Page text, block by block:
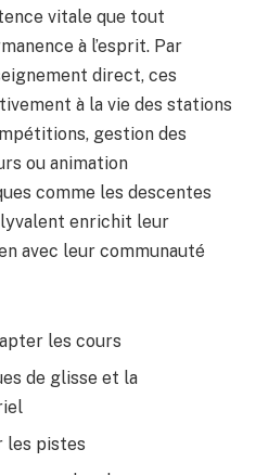
vitale que tout
à l’esprit. Par
direct, ces
à la vie des stations
gestion des
ou animation
comme les descentes
enrichit leur
avec leur communauté
les cours
de glisse et la
les pistes